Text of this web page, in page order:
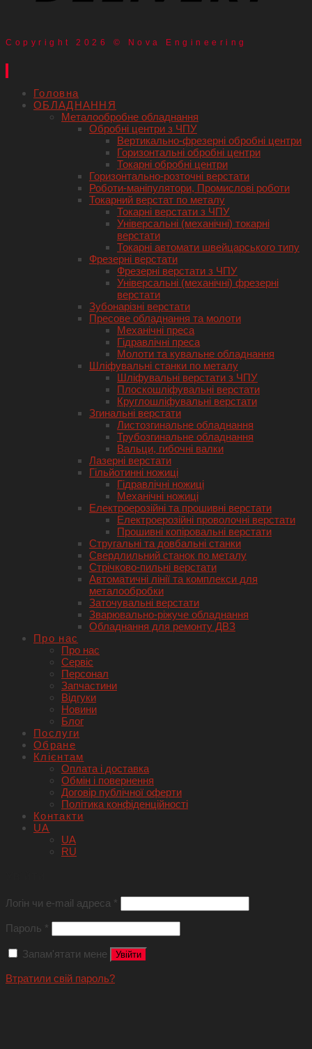
Copyright 2026 © Nova Engineering
Головна
ОБЛАДНАННЯ
Металообробне обладнання
Обробні центри з ЧПУ
Вертикально-фрезерні обробні центри
Горизонтальні обробні центри
Токарні обробні центри
Горизонтально-розточні верстати
Роботи-маніпулятори, Промислові роботи
Токарний верстат по металу
Токарні верстати з ЧПУ
Універсальні (механічні) токарні
верстати
Токарні автомати швейцарського типу
Фрезерні верстати
Фрезерні верстати з ЧПУ
Універсальні (механічні) фрезерні
верстати
Зубонарізні верстати
Пресове обладнання та молоти
Механічні преса
Гідравлічні преса
Молоти та кувальне обладнання
Шліфувальні станки по металу
Шліфувальні верстати з ЧПУ
Плоскошліфувальні верстати
Круглошліфувальні верстати
Згинальні верстати
Листозгинальне обладнання
Трубозгинальне обладнання
Вальци, гибочні валки
Лазерні верстати
Гільйотинні ножиці
Гідравлічні ножиці
Механічні ножиці
Електроерозійні та прошивні верстати
Електроерозійні проволочні верстати
Прошивні копіровальні верстати
Стругальні та довбальні станки
Свердлильний станок по металу
Стрічково-пильні верстати
Автоматичні лінії та комплекси для
металообробки
Заточувальні верстати
Зварювально-ріжуче обладнання
Обладнання для ремонту ДВЗ
Про нас
Про нас
Сервіс
Персонал
Запчастини
Відгуки
Новини
Блог
Послуги
Обране
Клієнтам
Оплата і доставка
Обмін і повернення
Договір публічної оферти
Політика конфіденційності
Контакти
UA
UA
RU
Логін чи e-mail адреса *
Пароль *
Запам'ятати мене Увійти
Втратили свій пароль?